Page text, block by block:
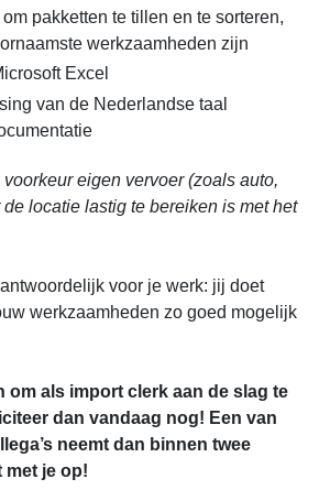
pakketten te tillen en te sorteren,
werkzaamheden zijn
Excel
van de Nederlandse taal
eigen vervoer (zoals auto,
locatie lastig te bereiken is met het
voor je werk: jij doet
werkzaamheden zo goed mogelijk
om als import clerk aan de slag te
dan vandaag nog! Een van
neemt dan binnen twee
met je op!